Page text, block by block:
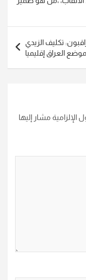
تكليف الزيدي
العراق إقليميا
الإلزامية مشار إليها